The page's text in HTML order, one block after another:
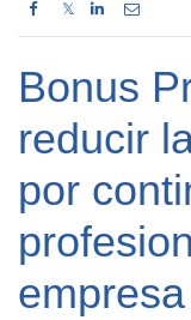
𝕏
Bonus
reducir
por
empresa